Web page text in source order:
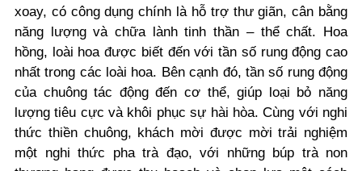
xoay, có công dụng chính là hỗ trợ thư giãn, cân bằng
năng lượng và chữa lành tinh thần – thể chất. Hoa
hồng, loài hoa được biết đến với tần số rung động cao
nhất trong các loài hoa. Bên cạnh đó, tần số rung động
của chuông tác động đến cơ thể, giúp loại bỏ năng
lượng tiêu cực và khôi phục sự hài hòa. Cùng với nghi
thức thiền chuông, khách mời được mời trải nghiệm
một nghi thức pha trà đạo, với những búp trà non